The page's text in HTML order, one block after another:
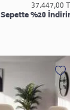
37.447,00
Sepette %20